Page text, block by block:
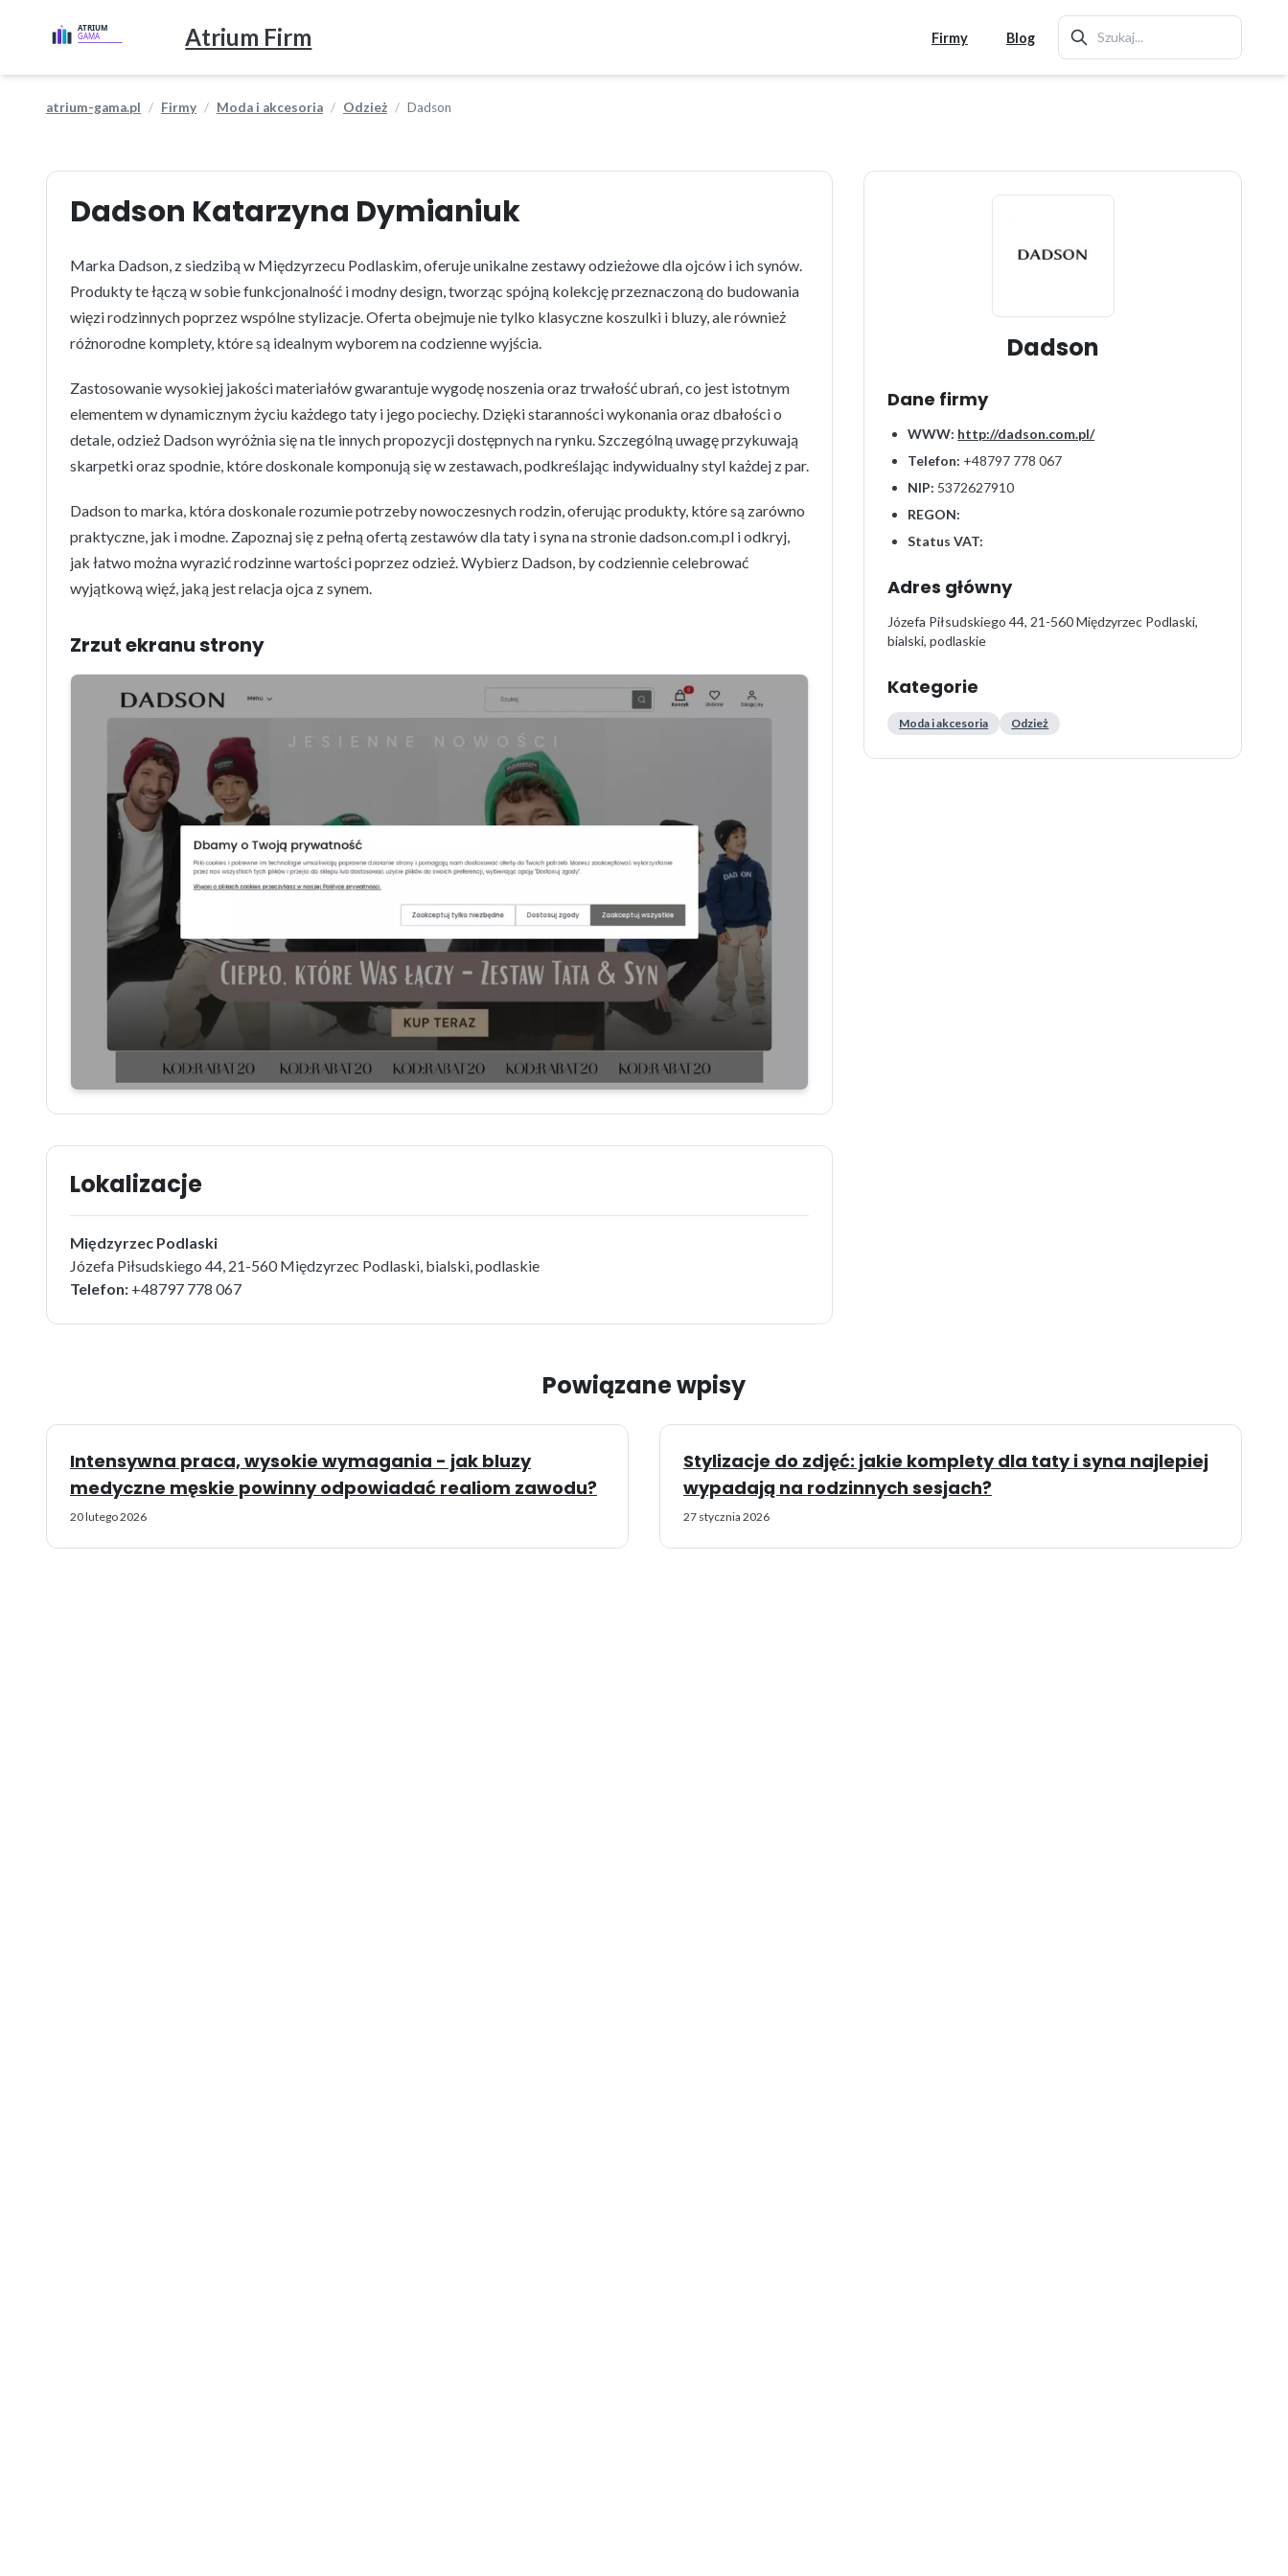
Atrium Firm Firmy Blog
atrium-gama.pl Firmy Moda i akcesoria Odzież Dadson
Dadson Katarzyna Dymianiuk
Marka Dadson, z siedzibą w Międzyrzecu Podlaskim, oferuje unikalne zestawy odzieżowe dla ojców i ich synów.
Produkty te łączą w sobie funkcjonalność i modny design, tworząc spójną kolekcję przeznaczoną do budowania
więzi rodzinnych poprzez wspólne stylizacje. Oferta obejmuje nie tylko klasyczne koszulki i bluzy, ale również
różnorodne komplety, które są idealnym wyborem na codzienne wyjścia.
Zastosowanie wysokiej jakości materiałów gwarantuje wygodę noszenia oraz trwałość ubrań, co jest istotnym
elementem w dynamicznym życiu każdego taty i jego pociechy. Dzięki staranności wykonania oraz dbałości o
detale, odzież Dadson wyróżnia się na tle innych propozycji dostępnych na rynku. Szczególną uwagę przykuwają
skarpetki oraz spodnie, które doskonale komponują się w zestawach, podkreślając indywidualny styl każdej z par.
Dadson to marka, która doskonale rozumie potrzeby nowoczesnych rodzin, oferując produkty, które są zarówno
praktyczne, jak i modne. Zapoznaj się z pełną ofertą zestawów dla taty i syna na stronie dadson.com.pl i odkryj,
jak łatwo można wyrazić rodzinne wartości poprzez odzież. Wybierz Dadson, by codziennie celebrować
wyjątkową więź, jaką jest relacja ojca z synem.
Zrzut ekranu strony
Lokalizacje
Międzyrzec Podlaski
Józefa Piłsudskiego 44, 21-560 Międzyrzec Podlaski, bialski, podlaskie
Telefon: +48797 778 067
Dadson
Dane firmy
WWW: http://dadson.com.pl/
Telefon: +48797 778 067
NIP: 5372627910
REGON:
Status VAT:
Adres główny
Józefa Piłsudskiego 44, 21-560 Międzyrzec Podlaski,
bialski, podlaskie
Kategorie
Moda i akcesoria Odzież
Powiązane wpisy
Intensywna praca, wysokie wymagania - jak bluzy
medyczne męskie powinny odpowiadać realiom zawodu?
20 lutego 2026
Stylizacje do zdjęć: jakie komplety dla taty i syna najlepiej
wypadają na rodzinnych sesjach?
27 stycznia 2026